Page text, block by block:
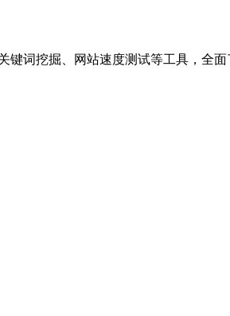
词挖掘、网站速度测试等工具，全面